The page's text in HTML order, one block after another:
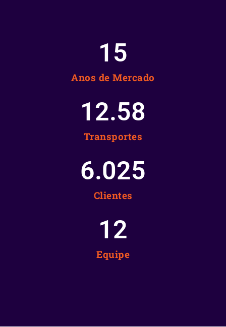
Anos de Mercado
15
Transportes
12.58
Clientes
6.025
Equipe
12